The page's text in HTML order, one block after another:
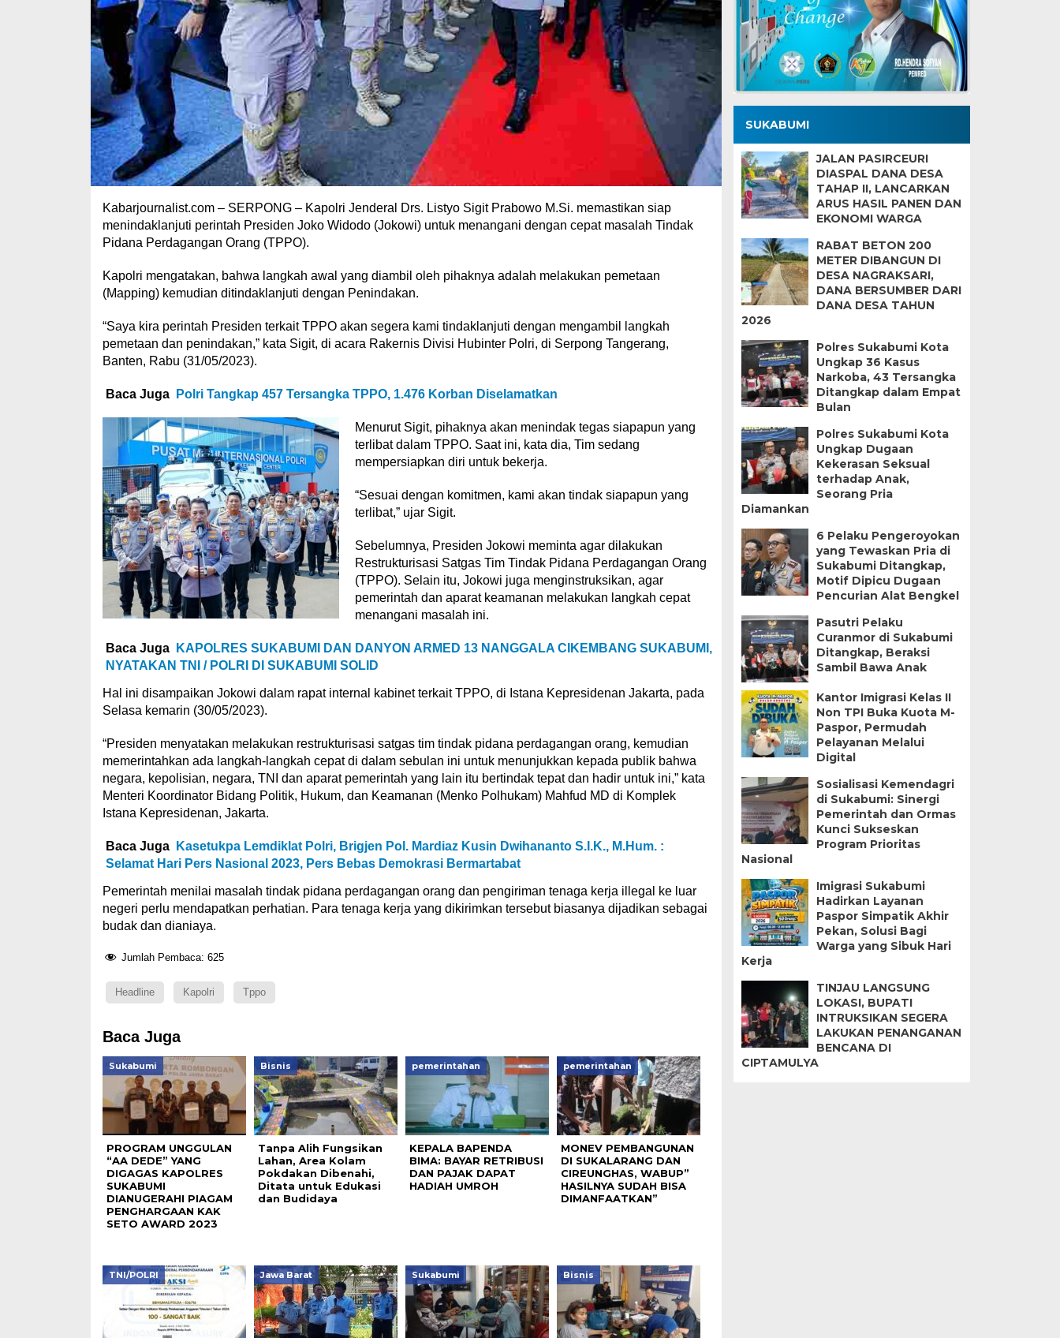
Kabarjournalist.com – SERPONG – Kapolri Jenderal Drs. Listyo Sigit Prabowo M.Si. memastikan siap
menindaklanjuti perintah Presiden Joko Widodo (Jokowi) untuk menangani dengan cepat masalah Tindak
Pidana Perdagangan Orang (TPPO).
Kapolri mengatakan, bahwa langkah awal yang diambil oleh pihaknya adalah melakukan pemetaan
(Mapping) kemudian ditindaklanjuti dengan Penindakan.
“Saya kira perintah Presiden terkait TPPO akan segera kami tindaklanjuti dengan mengambil langkah
pemetaan dan penindakan,” kata Sigit, di acara Rakernis Divisi Hubinter Polri, di Serpong Tangerang,
Banten, Rabu (31/05/2023).
Baca Juga Polri Tangkap 457 Tersangka TPPO, 1.476 Korban Diselamatkan
Menurut Sigit, pihaknya akan menindak tegas siapapun yang
terlibat dalam TPPO. Saat ini, kata dia, Tim sedang
mempersiapkan diri untuk bekerja.
“Sesuai dengan komitmen, kami akan tindak siapapun yang
terlibat,” ujar Sigit.
Sebelumnya, Presiden Jokowi meminta agar dilakukan
Restrukturisasi Satgas Tim Tindak Pidana Perdagangan Orang
(TPPO). Selain itu, Jokowi juga menginstruksikan, agar
pemerintah dan aparat keamanan melakukan langkah cepat
menangani masalah ini.
Baca Juga
KAPOLRES SUKABUMI DAN DANYON ARMED 13 NANGGALA CIKEMBANG SUKABUMI,
NYATAKAN TNI / POLRI DI SUKABUMI SOLID
Hal ini disampaikan Jokowi dalam rapat internal kabinet terkait TPPO, di Istana Kepresidenan Jakarta, pada
Selasa kemarin (30/05/2023).
“Presiden menyatakan melakukan restrukturisasi satgas tim tindak pidana perdagangan orang, kemudian
memerintahkan ada langkah-langkah cepat di dalam sebulan ini untuk menunjukkan kepada publik bahwa
negara, kepolisian, negara, TNI dan aparat pemerintah yang lain itu bertindak tepat dan hadir untuk ini,” kata
Menteri Koordinator Bidang Politik, Hukum, dan Keamanan (Menko Polhukam) Mahfud MD di Komplek
Istana Kepresidenan, Jakarta.
Baca Juga
Kasetukpa Lemdiklat Polri, Brigjen Pol. Mardiaz Kusin Dwihananto S.I.K., M.Hum. :
Selamat Hari Pers Nasional 2023, Pers Bebas Demokrasi Bermartabat
Pemerintah menilai masalah tindak pidana perdagangan orang dan pengiriman tenaga kerja illegal ke luar
negeri perlu mendapatkan perhatian. Para tenaga kerja yang dikirimkan tersebut biasanya dijadikan sebagai
budak dan dianiaya.
Jumlah Pembaca: 625
Headline Kapolri Tppo
Baca Juga
Sukabumi
PROGRAM UNGGULAN
“AA DEDE” YANG
DIGAGAS KAPOLRES
SUKABUMI
DIANUGERAHI PIAGAM
PENGHARGAAN KAK
SETO AWARD 2023
Bisnis
Tanpa Alih Fungsikan
Lahan, Area Kolam
Pokdakan Dibenahi,
Ditata untuk Edukasi
dan Budidaya
pemerintahan
KEPALA BAPENDA
BIMA: BAYAR RETRIBUSI
DAN PAJAK DAPAT
HADIAH UMROH
pemerintahan
MONEV PEMBANGUNAN
DI SUKALARANG DAN
CIREUNGHAS, WABUP”
HASILNYA SUDAH BISA
DIMANFAATKAN”
TNI/POLRI Jawa Barat Sukabumi Bisnis
SUKABUMI
JALAN PASIRCEURI
DIASPAL DANA DESA
TAHAP II, LANCARKAN
ARUS HASIL PANEN DAN
EKONOMI WARGA
RABAT BETON 200
METER DIBANGUN DI
DESA NAGRAKSARI,
DANA BERSUMBER DARI
DANA DESA TAHUN
2026
Polres Sukabumi Kota
Ungkap 36 Kasus
Narkoba, 43 Tersangka
Ditangkap dalam Empat
Bulan
Polres Sukabumi Kota
Ungkap Dugaan
Kekerasan Seksual
terhadap Anak,
Seorang Pria
Diamankan
6 Pelaku Pengeroyokan
yang Tewaskan Pria di
Sukabumi Ditangkap,
Motif Dipicu Dugaan
Pencurian Alat Bengkel
Pasutri Pelaku
Curanmor di Sukabumi
Ditangkap, Beraksi
Sambil Bawa Anak
Kantor Imigrasi Kelas II
Non TPI Buka Kuota M-
Paspor, Permudah
Pelayanan Melalui
Digital
Sosialisasi Kemendagri
di Sukabumi: Sinergi
Pemerintah dan Ormas
Kunci Sukseskan
Program Prioritas
Nasional
Imigrasi Sukabumi
Hadirkan Layanan
Paspor Simpatik Akhir
Pekan, Solusi Bagi
Warga yang Sibuk Hari
Kerja
TINJAU LANGSUNG
LOKASI, BUPATI
INTRUKSIKAN SEGERA
LAKUKAN PENANGANAN
BENCANA DI
CIPTAMULYA